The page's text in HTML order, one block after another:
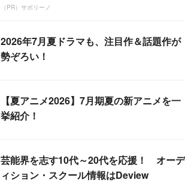
（PR）サボリーノ
2026年7月夏ドラマも、注目作＆話題作が
勢ぞろい！
【夏アニメ2026】7月期夏の新アニメを一
挙紹介！
芸能界を志す10代～20代を応援！ オーデ
ィション・スクール情報はDeview